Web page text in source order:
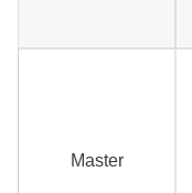
Master